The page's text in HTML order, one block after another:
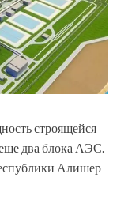
строящейся
два блока АЭС.
Алишер